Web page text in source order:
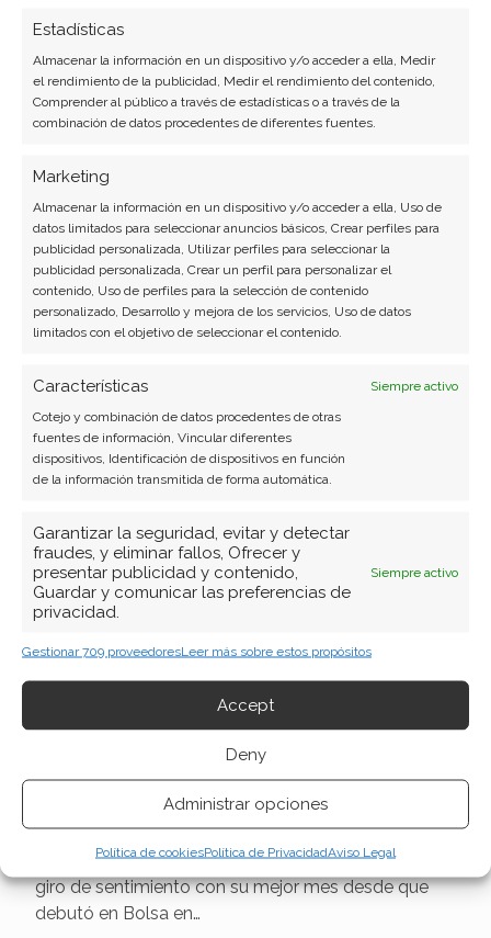
Estadísticas
Almacenar la información en un dispositivo y/o acceder a ella, Medir
el rendimiento de la publicidad, Medir el rendimiento del contenido,
Comprender al público a través de estadísticas o a través de la
combinación de datos procedentes de diferentes fuentes.
Marketing
Almacenar la información en un dispositivo y/o acceder a ella, Uso de
datos limitados para seleccionar anuncios básicos, Crear perfiles para
publicidad personalizada, Utilizar perfiles para seleccionar la
publicidad personalizada, Crear un perfil para personalizar el
contenido, Uso de perfiles para la selección de contenido
personalizado, Desarrollo y mejora de los servicios, Uso de datos
limitados con el objetivo de seleccionar el contenido.
Características
Siempre activo
Cotejo y combinación de datos procedentes de otras
fuentes de información, Vincular diferentes
dispositivos, Identificación de dispositivos en función
de la información transmitida de forma automática.
Garantizar la seguridad, evitar y detectar
fraudes, y eliminar fallos, Ofrecer y
presentar publicidad y contenido,
Guardar y comunicar las preferencias de
privacidad.
Siempre activo
Gestionar 709 proveedoresLeer más sobre estos propósitos
Accept
Deny
Administrar opciones
Política de cookiesPolítica de PrivacidadAviso Legal
ServiceNow: la IA impulsa los
contratos récord, pero el
rentabilidad
El software de gestión empresarial vive una
paradoja: mientras la inteligencia artificial acelera
los ingresos y la adopción, el mercado castiga a
ServiceNow con caídas continuadas. Las acciones
cotizan en torno a 81,50 euros, un 1,57% menos en
cercano al 5%. La volatilidad…
ServiceNow: un mayo de
récord con el 37,87% y el
sector abrazando la IA como
aliada
El temor a que los agentes de inteligencia artificial
canibalizaran el software empresarial se ha
desvanecido con la misma rapidez con la que se
instaló. ServiceNow, el especialista en